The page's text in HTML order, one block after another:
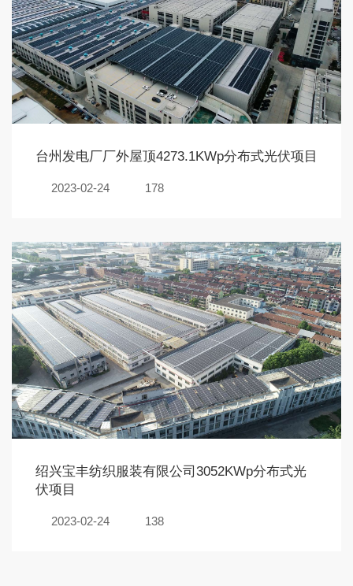
台州发电厂厂外屋顶4273.1KWp分布式光伏项目
2023-02-24 178
绍兴宝丰纺织服装有限公司3052KWp分布式光
伏项目
2023-02-24 138